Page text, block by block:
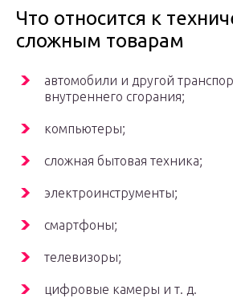
Что относится к
сложным товарам
автомобили и другой
внутреннего сгорания;
компьютеры;
сложная бытовая техника;
электроинструменты;
смартфоны;
телевизоры;
цифровые камеры и т. д.